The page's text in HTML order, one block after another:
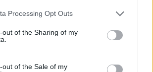
Processing Opt Outs
out of the Sharing of my
out of the Sale of my
το E-Radio.gr στο
τα πιο hot νέα.
στο E-Daily.gr; Τα νέα της ημέρας
κλικ!